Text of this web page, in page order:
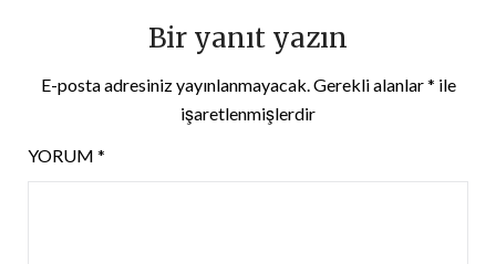
Bir yanıt yazın
E-posta adresiniz yayınlanmayacak.Gerekli alanlar* ile
işaretlenmişlerdir
YORUM *